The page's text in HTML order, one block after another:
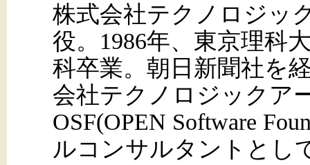
株式会社テクノロジッ
役。1986年、東京理科
科卒業。朝日新聞社を
会社テクノロジックア
OSF(OPEN Software
ルコンサルタントとし